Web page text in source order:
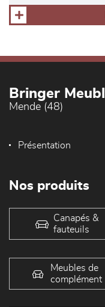
Bringer
Mende (48)
Présentation
Nos produits
Canapés &
fauteuils
Meubles de
complément